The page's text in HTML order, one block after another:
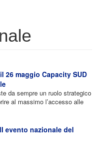
26 maggio Capacity SUD
da sempre un ruolo strategico
al massimo l’accesso alle
evento nazionale del